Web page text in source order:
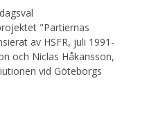
"Partiernas
av HSFR, juli 1991-
och Niclas Håkansson,
vid Göteborgs